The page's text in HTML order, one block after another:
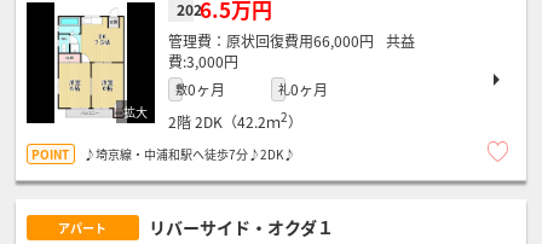
2026.5万円
原状回復費用66,000円
3,000円
敷0ヶ月 礼0ヶ月
2階2DK（42.2ｍ2）
♪埼京線・中浦和駅へ徒歩7分♪2DK♪
アパート リバーサイド・オクダ１